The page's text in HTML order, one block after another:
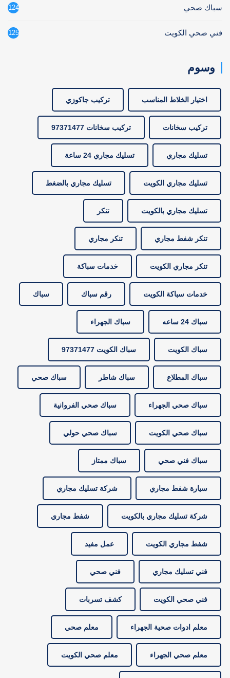
سباك صحي 124
فني صحي الكويت 125
وسوم
اختيار الخلاط المناسب تركيب جاكوزي
تركيب سخانات تركيب سخانات 97371477
تسليك مجاري تسليك مجاري 24 ساعة
تسليك مجاري الكويت تسليك مجاري بالضغط
تسليك مجاري بالكويت تنكر
تنكر شفط مجاري تنكر مجاري
تنكر مجاري الكويت خدمات سباكة
خدمات سباكة الكويت رقم سباك سباك
سباك 24 ساعه سباك الجهراء
سباك الكويت سباك الكويت 97371477
سباك المطلاع سباك شاطر سباك صحي
سباك صحي الجهراء سباك صحي الفروانية
سباك صحي الكويت سباك صحي حولي
سباك فني صحي سباك ممتاز
سيارة شفط مجاري شركة تسليك مجاري
شركة تسليك مجاري بالكويت شفط مجاري
شفط مجاري الكويت عمل مفيد
فني تسليك مجاري فني صحي
فني صحي الكويت كشف تسربات
معلم ادوات صحية الجهراء معلم صحي
معلم صحي الجهراء معلم صحي الكويت